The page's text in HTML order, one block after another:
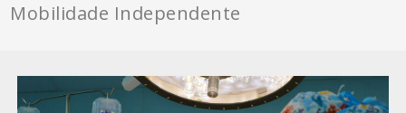
Mobilidade Independente